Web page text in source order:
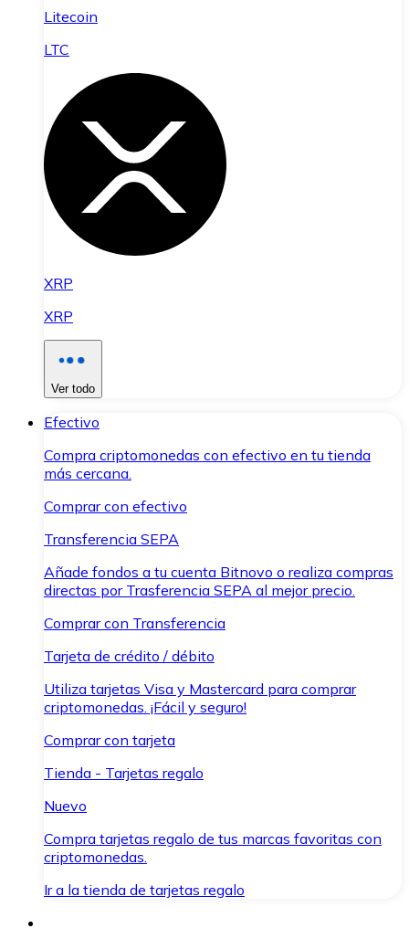
Litecoin
LTC
XRP
XRP
Ver todo
Efectivo
Compra criptomonedas con efectivo en tu tienda
más cercana.
Comprar con efectivo
Transferencia SEPA
Añade fondos a tu cuenta Bitnovo o realiza compras
directas por Trasferencia SEPA al mejor precio.
Comprar con Transferencia
Tarjeta de crédito / débito
Utiliza tarjetas Visa y Mastercard para comprar
criptomonedas. ¡Fácil y seguro!
Comprar con tarjeta
Tienda - Tarjetas regalo
Nuevo
Compra tarjetas regalo de tus marcas favoritas con
criptomonedas.
Ir a la tienda de tarjetas regalo